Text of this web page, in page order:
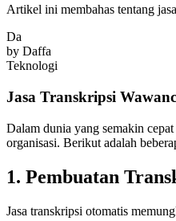
Artikel ini membahas tentang
Da
by Daffa
Teknologi
Jasa Transkripsi
Dalam dunia yang semakin
organisasi. Berikut adalah
1. Pembuatan
Jasa transkripsi otomatis